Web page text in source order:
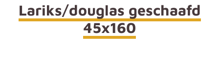
Lariks/douglas geschaafd
45x160